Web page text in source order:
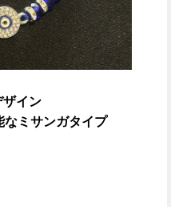
ザイン
なミサンガタイプ